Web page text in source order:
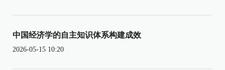
中国经济学的自主知识体系构建成效
2026-05-15 10:20